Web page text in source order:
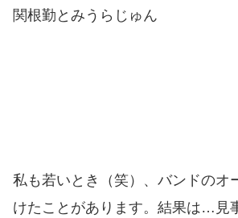
関根勤とみうらじゅん
私も若いとき（笑）、バンドのオ
けたことがあります。結果は…見